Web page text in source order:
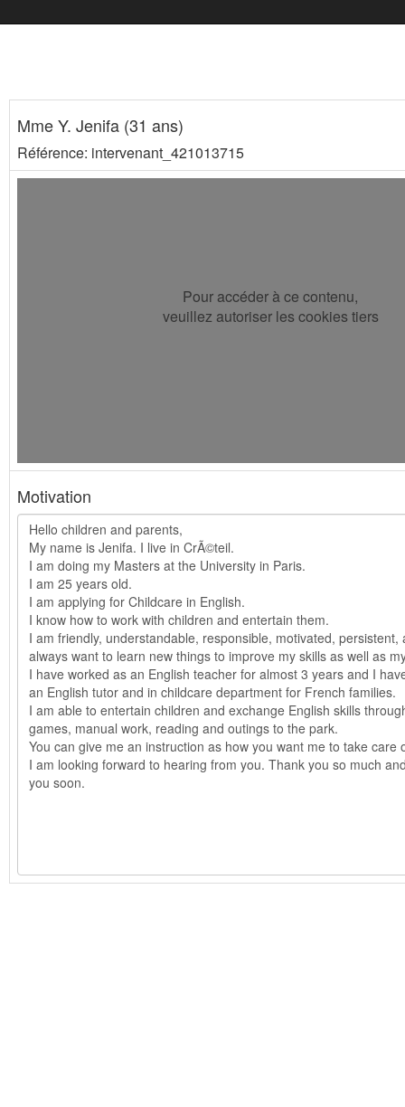
Mme Y. Jenifa (31 ans)
Référence: intervenant_421013715
Pour accéder à ce contenu,
veuillez autoriser les cookies tiers
Motivation